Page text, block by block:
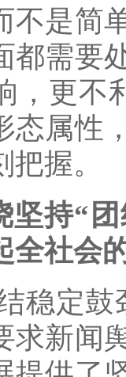
不是简
都需要
，更不
态属性
握。
坚持“
全社会
稳定
求新闻